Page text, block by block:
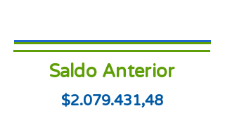
Saldo Anterior
$2.079.431,48